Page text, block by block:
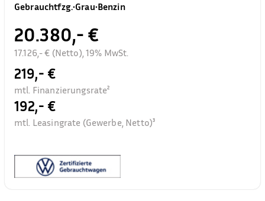
Gebrauchtfzg.•Grau•Benzin
20.380,- €
17.126,- € (Netto), 19% MwSt.
219,- €
mtl. Finanzierungsrate²
192,- €
mtl. Leasingrate (Gewerbe, Netto)³